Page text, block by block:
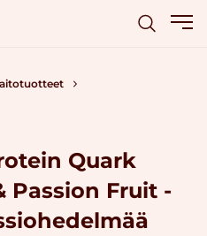
Quark
Passion Fruit -